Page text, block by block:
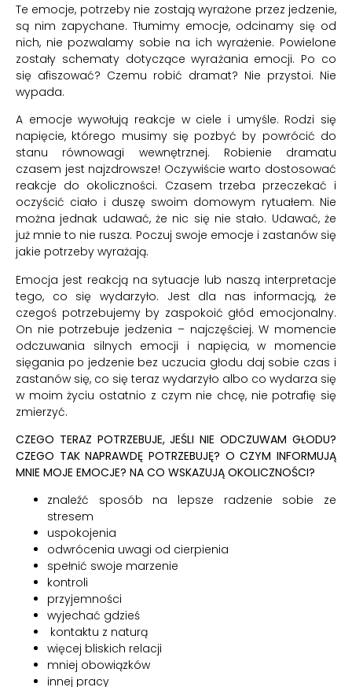
Te emocje, potrzeby nie zostają wyrażone przez jedzenie,
są nim zapychane. Tłumimy emocje, odcinamy się od
nich, nie pozwalamy sobie na ich wyrażenie. Powielone
zostały schematy dotyczące wyrażania emocji. Po co
się afiszować? Czemu robić dramat? Nie przystoi. Nie
wypada.
A emocje wywołują reakcje w ciele i umyśle. Rodzi się
napięcie, którego musimy się pozbyć by powrócić do
stanu równowagi wewnętrznej. Robienie dramatu
czasem jest najzdrowsze! Oczywiście warto dostosować
reakcje do okoliczności. Czasem trzeba przeczekać i
oczyścić ciało i duszę swoim domowym rytuałem. Nie
można jednak udawać, że nic się nie stało. Udawać, że
już mnie to nie rusza. Poczuj swoje emocje i zastanów się
jakie potrzeby wyrażają.
Emocja jest reakcją na sytuacje lub naszą interpretacje
tego, co się wydarzyło. Jest dla nas informacją, że
czegoś potrzebujemy by zaspokoić głód emocjonalny.
On nie potrzebuje jedzenia – najczęściej. W momencie
odczuwania silnych emocji i napięcia, w momencie
sięgania po jedzenie bez uczucia głodu daj sobie czas i
zastanów się, co się teraz wydarzyło albo co wydarza się
w moim życiu ostatnio z czym nie chcę, nie potrafię się
zmierzyć.
CZEGO TERAZ POTRZEBUJE, JEŚLI NIE ODCZUWAM GŁODU?
CZEGO TAK NAPRAWDĘ POTRZEBUJĘ? O CZYM INFORMUJĄ
MNIE MOJE EMOCJE? NA CO WSKAZUJĄ OKOLICZNOŚCI?
znaleźć sposób na lepsze radzenie sobie ze
stresem
uspokojenia
odwrócenia uwagi od cierpienia
spełnić swoje marzenie
kontroli
przyjemności
wyjechać gdzieś
kontaktu z naturą
więcej bliskich relacji
mniej obowiązków
innej pracy